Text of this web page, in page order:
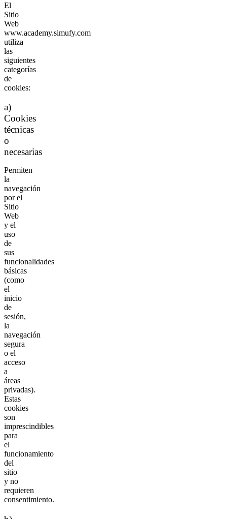
El
Sitio
Web
www.academy.simufy.com
utiliza
las
siguientes
categorías
de
cookies:
a)
Cookies
técnicas
o
necesarias
Permiten
la
navegación
por el
Sitio
Web
y el
uso
de
sus
funcionalidades
básicas
(como
el
inicio
de
sesión,
la
navegación
segura
o el
acceso
a
áreas
privadas).
Estas
cookies
son
imprescindibles
para
el
funcionamiento
del
sitio
y no
requieren
consentimiento.